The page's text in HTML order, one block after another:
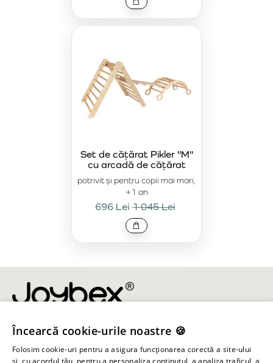
potrivit și pentru copii mai mari,
+1 an
Set de cățărat Pikler "M"
cu arcadă de cățărat
696 Lei 1 045 Lei
info@joybex.ro
Încearcă cookie-urile noastre 🍪
Folosim cookie-uri pentru a asigura funcționarea corectă a site-ului
și, cu acordul tău, pentru a personaliza conținutul, a analiza traficul, a